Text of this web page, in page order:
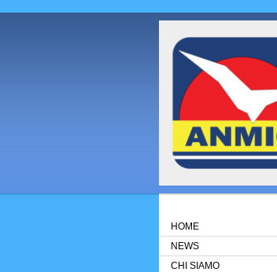
HOME
NEWS
CHI SIAMO